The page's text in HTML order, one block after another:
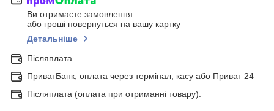
Ви отримаєте замовлення
або гроші повернуться на вашу картку
Детальніше
Післяплата
ПриватБанк, оплата через термінал, касу або Приват 24
Післяплата (оплата при отриманні товару).